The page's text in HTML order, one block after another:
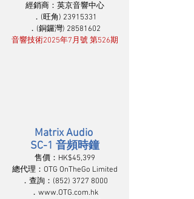
經銷商：英京音響中心
．(旺角) 23915331
．(銅鑼灣) 28581602
音響技術2025年7月號 第526期
Matrix Audio
SC-1 音頻時鐘
售價：HK$45,399
總代理：OTG OnTheGo Limited
．查詢：(852) 3727 8000
．www.OTG.com.hk